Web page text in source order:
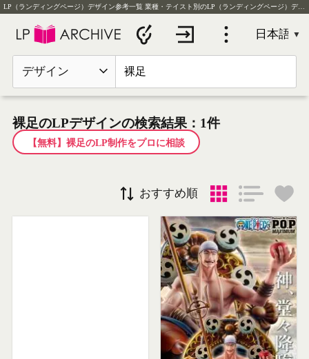
LP（ランディングページ）デザイン参考一覧 業種・テイスト別のLP（ランディングページ）デザイン実例を毎日更新
デザイン
裸足のLPデザインの検索結果：1件
【無料】裸足のLP制作をプロに相談
おすすめ順